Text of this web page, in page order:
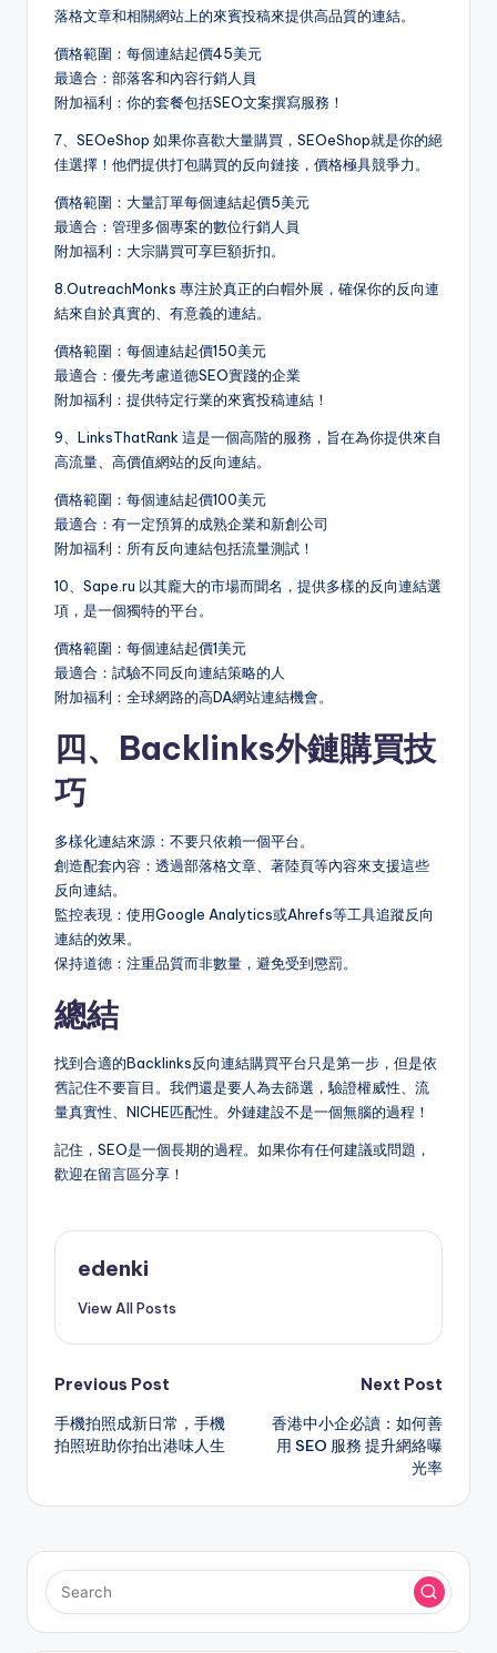
落格文章和相關網站上的來賓投稿來提供高品質的連結。
價格範圍：每個連結起價45美元
最適合：部落客和內容行銷人員
附加福利：你的套餐包括SEO文案撰寫服務！
7、SEOeShop 如果你喜歡大量購買，SEOeShop就是你的絕
佳選擇！他們提供打包購買的反向鏈接，價格極具競爭力。
價格範圍：大量訂單每個連結起價5美元
最適合：管理多個專案的數位行銷人員
附加福利：大宗購買可享巨額折扣。
8.OutreachMonks 專注於真正的白帽外展，確保你的反向連
結來自於真實的、有意義的連結。
價格範圍：每個連結起價150美元
最適合：優先考慮道德SEO實踐的企業
附加福利：提供特定行業的來賓投稿連結！
9、LinksThatRank 這是一個高階的服務，旨在為你提供來自
高流量、高價值網站的反向連結。
價格範圍：每個連結起價100美元
最適合：有一定預算的成熟企業和新創公司
附加福利：所有反向連結包括流量測試！
10、Sape.ru 以其龐大的市場而聞名，提供多樣的反向連結選
項，是一個獨特的平台。
價格範圍：每個連結起價1美元
最適合：試驗不同反向連結策略的人
附加福利：全球網路的高DA網站連結機會。
四、Backlinks外鏈購買技
巧
多樣化連結來源：不要只依賴一個平台。
創造配套內容：透過部落格文章、著陸頁等內容來支援這些
反向連結。
監控表現：使用Google Analytics或Ahrefs等工具追蹤反向
連結的效果。
保持道德：注重品質而非數量，避免受到懲罰。
總結
找到合適的Backlinks反向連結購買平台只是第一步，但是依
舊記住不要盲目。我們還是要人為去篩選，驗證權威性、流
量真實性、NICHE匹配性。外鏈建設不是一個無腦的過程！
記住，SEO是一個長期的過程。如果你有任何建議或問題，
歡迎在留言區分享！
edenki
View All Posts
Post
navigation
Previous Post
手機拍照成新日常，手機
拍照班助你拍出港味人生
Next Post
香港中小企必讀：如何善
用 SEO 服務 提升網絡曝
光率